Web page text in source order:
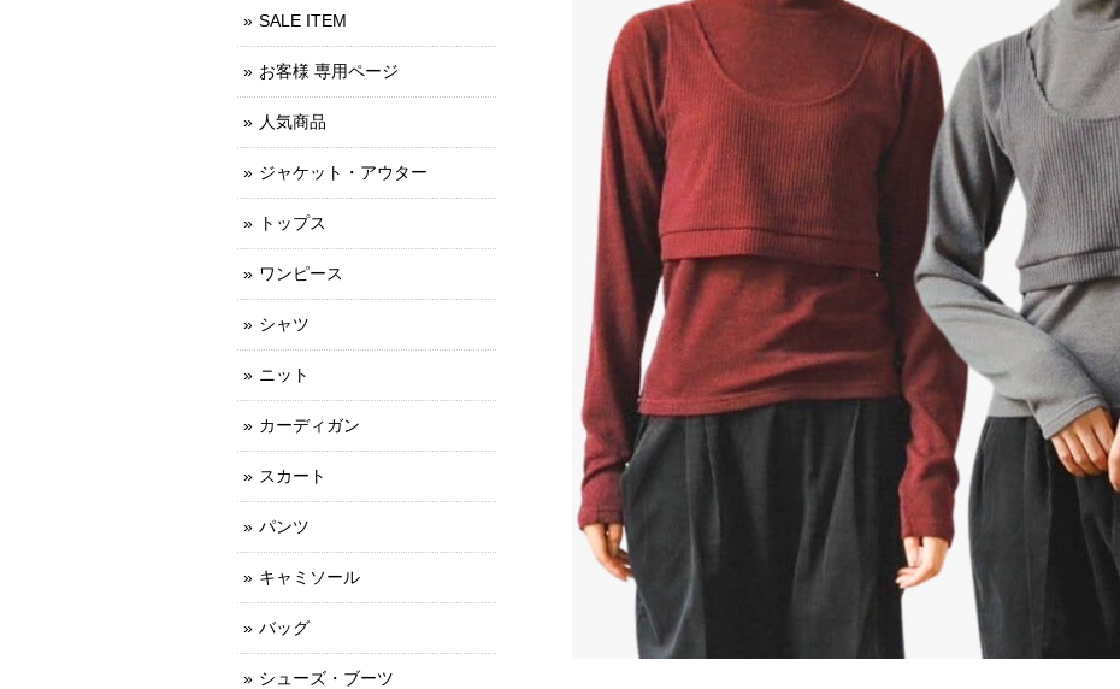
SALE ITEM
お客様 専用ページ
人気商品
ジャケット・アウター
トップス
ワンピース
シャツ
ニット
カーディガン
スカート
パンツ
キャミソール
バッグ
シューズ・ブーツ